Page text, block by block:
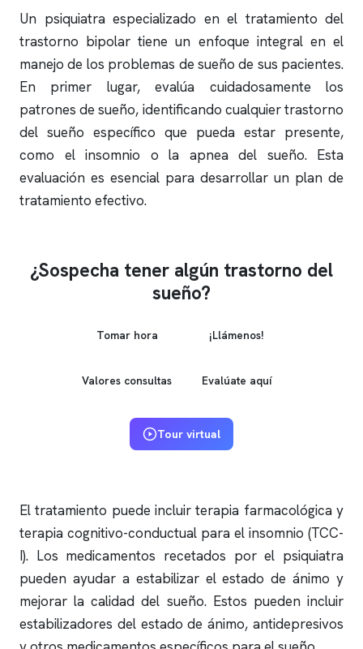
Un psiquiatra especializado en el tratamiento del
trastorno bipolar tiene un enfoque integral en el
manejo de los problemas de sueño de sus pacientes.
En primer lugar, evalúa cuidadosamente los
patrones de sueño, identificando cualquier trastorno
del sueño específico que pueda estar presente,
como el insomnio o la apnea del sueño. Esta
evaluación es esencial para desarrollar un plan de
tratamiento efectivo.
¿Sospecha tener algún trastorno del
sueño?
Tomar hora ¡Llámenos!
Valores consultas Evalúate aquí
Tour virtual
El tratamiento puede incluir terapia farmacológica y
terapia cognitivo-conductual para el insomnio (TCC-
I). Los medicamentos recetados por el psiquiatra
pueden ayudar a estabilizar el estado de ánimo y
mejorar la calidad del sueño. Estos pueden incluir
estabilizadores del estado de ánimo, antidepresivos